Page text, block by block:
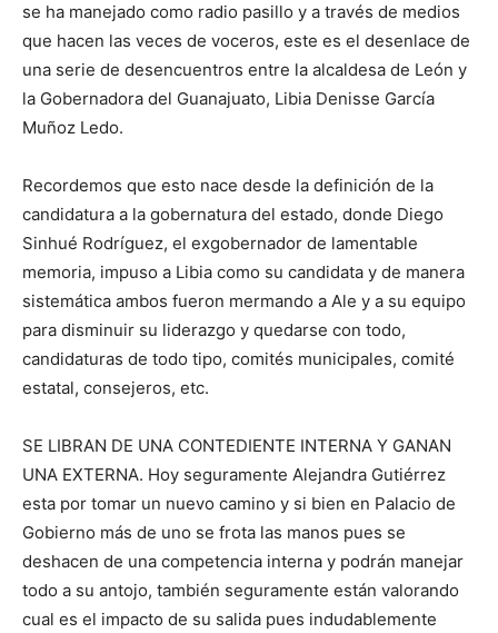
se ha manejado como radio pasillo y a través de medios
que hacen las veces de voceros, este es el desenlace de
una serie de desencuentros entre la alcaldesa de León y
la Gobernadora del Guanajuato, Libia Denisse García
Muñoz Ledo.
Recordemos que esto nace desde la definición de la
candidatura a la gobernatura del estado, donde Diego
Sinhué Rodríguez, el exgobernador de lamentable
memoria, impuso a Libia como su candidata y de manera
sistemática ambos fueron mermando a Ale y a su equipo
para disminuir su liderazgo y quedarse con todo,
candidaturas de todo tipo, comités municipales, comité
estatal, consejeros, etc.
SE LIBRAN DE UNA CONTEDIENTE INTERNA Y GANAN
UNA EXTERNA. Hoy seguramente Alejandra Gutiérrez
esta por tomar un nuevo camino y si bien en Palacio de
Gobierno más de uno se frota las manos pues se
deshacen de una competencia interna y podrán manejar
todo a su antojo, también seguramente están valorando
cual es el impacto de su salida pues indudablemente